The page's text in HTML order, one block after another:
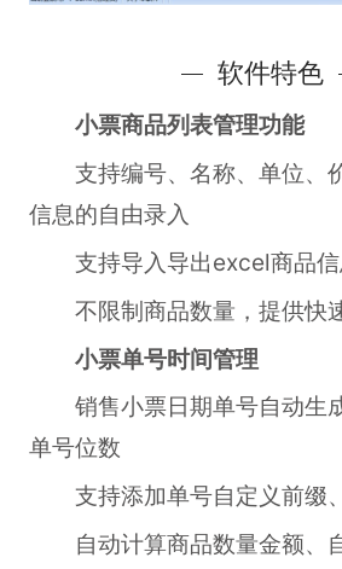
软件特色
小票商品列表管理功能
支持编号、名称、单位、
信息的自由录入
支持导入导出excel商品信
不限制商品数量，提供快
小票单号时间管理
销售小票日期单号自动生
单号位数
支持添加单号自定义前缀
自动计算商品数量金额、